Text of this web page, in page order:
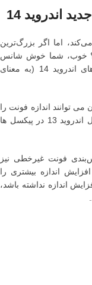
اندروید 14
اما اگر بزرگ‌ترین
خوب، شما خوش شانس
هستید، زیرا یکی از بزرگترین تغییرات و ویژگی‌های اندروید 14 (به معنای
توانند اندازه فونت را
تا 200 درصد در اندروید 14 تغییر دهند که در مقابل اندروید 13 در پیکسل ها
فونت غیرخطی نیز
اندازه بیشتری را
اندازه نداشته باشد،